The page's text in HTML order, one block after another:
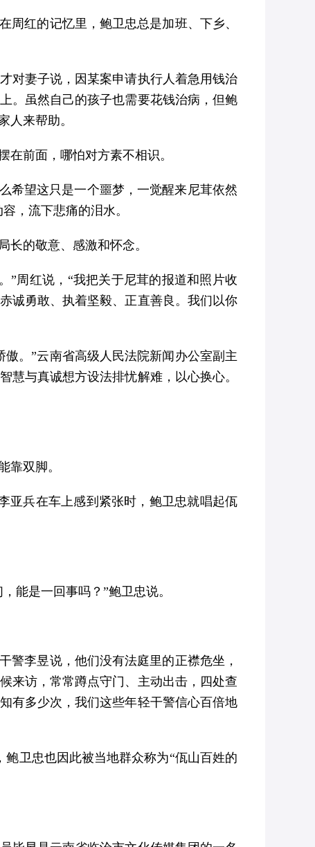
红的记忆里，鲍卫忠总是加班、下乡、
对妻子说，因某案申请执行人着急用钱治
。虽然自己的孩子也需要花钱治病，但鲍
人来帮助。
前面，哪怕对方素不相识。
希望这只是一个噩梦，一觉醒来尼茸依然
，流下悲痛的泪水。
的敬意、感激和怀念。
”周红说，“我把关于尼茸的报道和照片收
诚勇敢、执着坚毅、正直善良。我们以你
。”云南省高级人民法院新闻办公室副主
与真诚想方设法排忧解难，以心换心。
靠双脚。
亚兵在车上感到紧张时，鲍卫忠就唱起佤
能是一回事吗？”鲍卫忠说。
警李昱说，他们没有法庭里的正襟危坐，
来访，常常蹲点守门、主动出击，四处查
有多少次，我们这些年轻干警信心百倍地
卫忠也因此被当地群众称为“佤山百姓的